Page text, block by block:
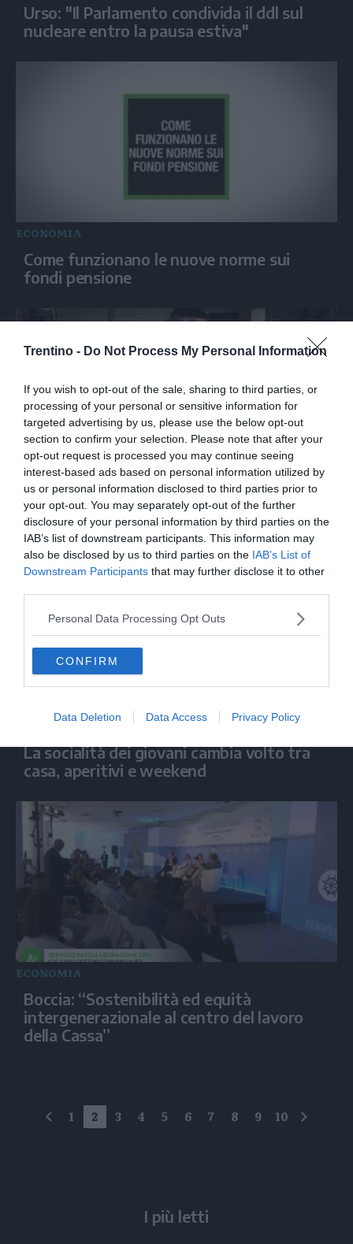
Trentino - Do Not Process My Personal Information
If you wish to opt-out of the sale, sharing to third parties, or
processing of your personal or sensitive information for
targeted advertising by us, please use the below opt-out
section to confirm your selection. Please note that after your
opt-out request is processed you may continue seeing
interest-based ads based on personal information utilized by
us or personal information disclosed to third parties prior to
your opt-out. You may separately opt-out of the further
disclosure of your personal information by third parties on the
IAB’s list of downstream participants. This information may
also be disclosed by us to third parties on the IAB’s List of
Downstream Participants that may further disclose it to other
Personal Data Processing Opt Outs
CONFIRM
Data Deletion Data Access Privacy Policy
Urso: "Il Parlamento condivida il ddl sul
nucleare entro la pausa estiva"
ECONOMIA
Come funzionano le nuove norme sui
fondi pensione
ECONOMIA
Messina (Intesa Sanpaolo): “Offerta per
Mps è concreta, non c'è logica di potere”
ECONOMIA
La socialità dei giovani cambia volto tra
casa, aperitivi e weekend
ECONOMIA
Boccia: “Sostenibilità ed equità
intergenerazionale al centro del lavoro
della Cassa”
precedente
1 2 3 4 5 6 7 8 9 10
I più letti